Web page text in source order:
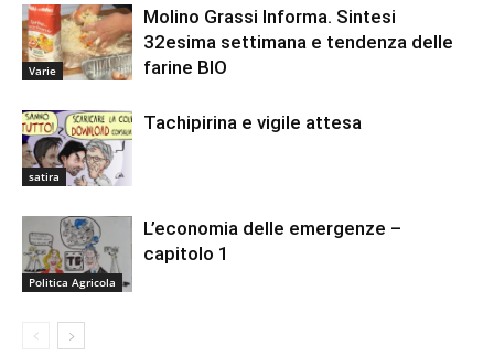
Varie
Molino Grassi Informa. Sintesi
32esima settimana e tendenza delle
farine BIO
satira
Tachipirina e vigile attesa
Politica Agricola
L’economia delle emergenze –
capitolo 1